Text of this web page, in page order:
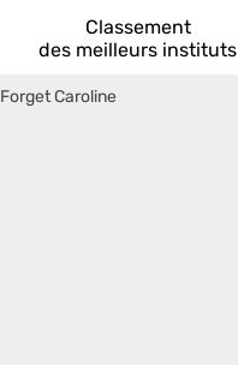
Classement
des meilleurs instituts
Forget Caroline